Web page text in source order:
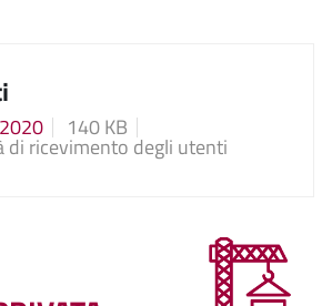
140 KB
di ricevimento degli utenti